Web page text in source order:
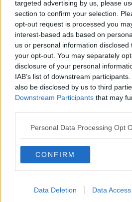
targeted advertising by us, please
section to confirm your selection.
opt-out request is processed you
interest-based ads based on
us or personal information
your opt-out. You may separately
disclosure of your personal
IAB’s list of downstream
also be disclosed by us to third
Downstream Participants that may
Personal Data Processing Opt
CONFIRM
Data Deletion Data Access
Tramonto
Passato, presente, futuro
La virtù del non fare
Il giorno dei saldi
L'ultimo post
Leggendo l'Eneide
​(In)sicurezza stradale
Il decalogo del politico
Un calcio alla finzione
Solitudine
Beneficenza
L'inganno
Verso l'immortalità
Stanchezza (della guerra)
Il tramonto delle ideologie